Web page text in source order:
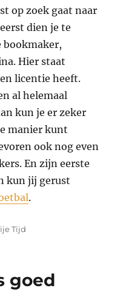
op zoek gaat naar
dien je te
bookmaker,
Hier staat
licentie heeft.
al helemaal
kun je er zeker
manier kunt
ook nog even
En zijn eerste
kun jij gerust
.
Tijd
goed